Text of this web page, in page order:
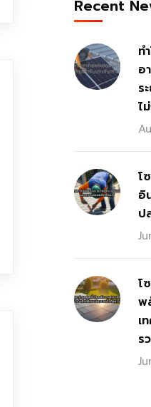
Recent
ท
อ
ร
ไ
โ
อิ
ป
โ
พ
เ
ร